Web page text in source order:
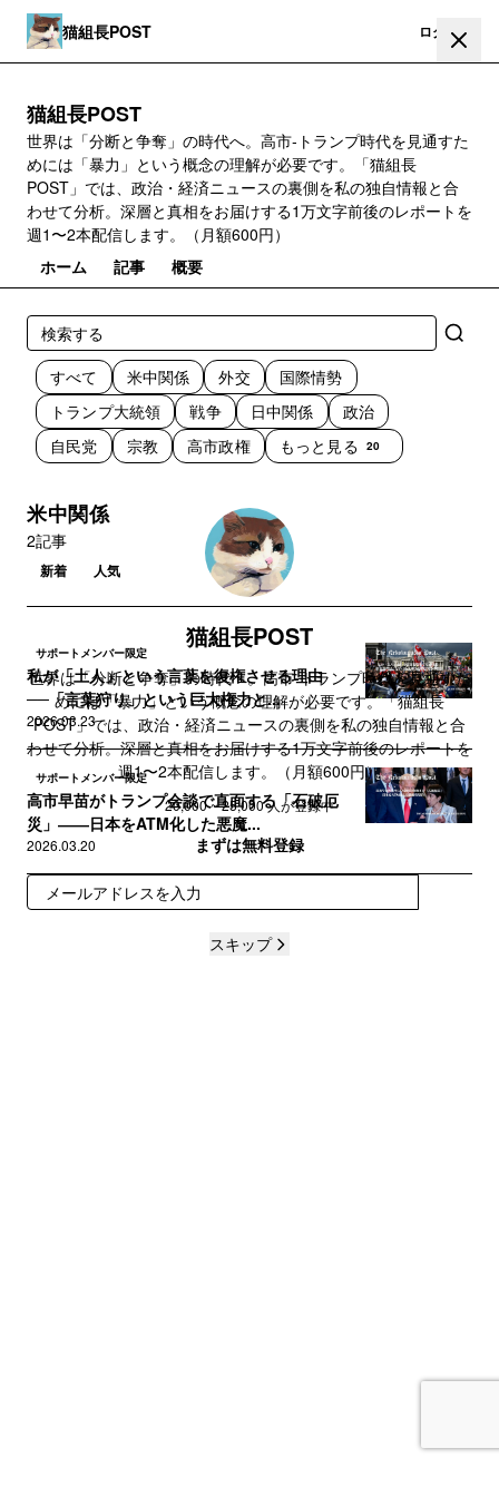
猫組長POST ログイン
猫組長POST
世界は「分断と争奪」の時代へ。高市‐トランプ時代を見通すた
めには「暴力」という概念の理解が必要です。「猫組長
POST」では、政治・経済ニュースの裏側を私の独自情報と合
わせて分析。深層と真相をお届けする1万文字前後のレポートを
週1〜2本配信します。（月額600円）
ホーム
記事 概要
すべて 米中関係 外交
国際情勢
トランプ大統領
戦争 日中関係
政治
自民党
宗教 高市政権 もっと見る 20
米中関係
2記事
新着 人気
サポートメンバー限定
私が「土人」という言葉を復権させる理由
──「言葉狩り」という巨大権力と...
2026.03.23
サポートメンバー限定
高市早苗がトランプ会談で直面する「石破厄
災」――日本をATM化した悪魔...
2026.03.20
猫組長POST
世界は「分断と争奪」の時代へ。高市‐トランプ時代を見通すた
めには「暴力」という概念の理解が必要です。「猫組長
POST」では、政治・経済ニュースの裏側を私の独自情報と合
わせて分析。深層と真相をお届けする1万文字前後のレポートを
週1〜2本配信します。（月額600円）
20,000 ~ 25,000 人が登録中
まずは無料登録
スキップ